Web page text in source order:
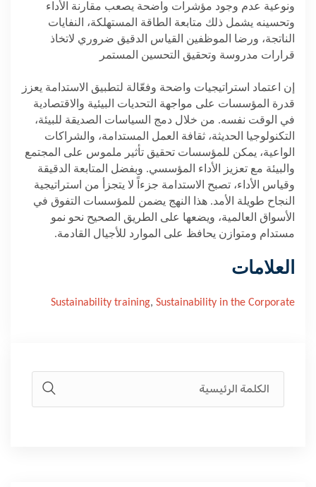
ونوعية عدم وجود مؤشرات واضحة يصعب مقارنة الأداء
وتحسينه يشمل ذلك متابعة الطاقة المستهلكة، النفايات
الناتجة، ورضا الموظفين القياس الدقيق ضروري لاتخاذ
قرارات مدروسة وتحقيق التحسين المستمر
إن اعتماد استراتيجيات واضحة وفعّالة لتطبيق الاستدامة يعزز
قدرة المؤسسات على مواجهة التحديات البيئية والاقتصادية
في الوقت نفسه. من خلال دمج السياسات الصديقة للبيئة،
التكنولوجيا الحديثة، ثقافة العمل المستدامة، والشراكات
الواعية، يمكن للمؤسسات تحقيق تأثير ملموس على المجتمع
والبيئة مع تعزيز الأداء المؤسسي. وبفضل المتابعة الدقيقة
وقياس الأداء، تصبح الاستدامة جزءاً لا يتجزأ من استراتيجية
النجاح طويلة الأمد. هذا النهج يضمن للمؤسسات التفوق في
الأسواق العالمية، ويضعها على الطريق الصحيح نحو نمو
مستدام ومتوازن يحافظ على الموارد للأجيال القادمة.
العلامات
Sustainability in the Corporate
,
Sustainability training